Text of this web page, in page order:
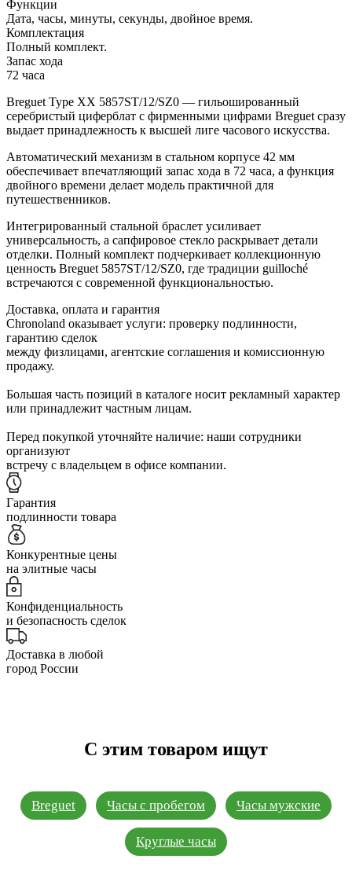
Функции
Дата, часы, минуты, секунды, двойное время.
Комплектация
Полный комплект.
Запас хода
72 часа
Breguet Type XX 5857ST/12/SZ0 — гильошированный
серебристый циферблат с фирменными цифрами Breguet сразу
выдает принадлежность к высшей лиге часового искусства.
Автоматический механизм в стальном корпусе 42 мм
обеспечивает впечатляющий запас хода в 72 часа, а функция
двойного времени делает модель практичной для
путешественников.
Интегрированный стальной браслет усиливает
универсальность, а сапфировое стекло раскрывает детали
отделки. Полный комплект подчеркивает коллекционную
ценность Breguet 5857ST/12/SZ0, где традиции guilloché
встречаются с современной функциональностью.
Доставка, оплата и гарантия
Chronoland оказывает услуги: проверку подлинности,
гарантию сделок
между физлицами, агентские соглашения и комиссионную
продажу.
Большая часть позиций в каталоге носит рекламный характер
или принадлежит частным лицам.
Перед покупкой уточняйте наличие: наши сотрудники
организуют
встречу с владельцем в офисе компании.
Гарантия
подлинности товара
Конкурентные цены
на элитные часы
Конфиденциальность
и безопасность сделок
Доставка в любой
город России
С этим товаром ищут
Breguet Часы с пробегом Часы мужские
Круглые часы